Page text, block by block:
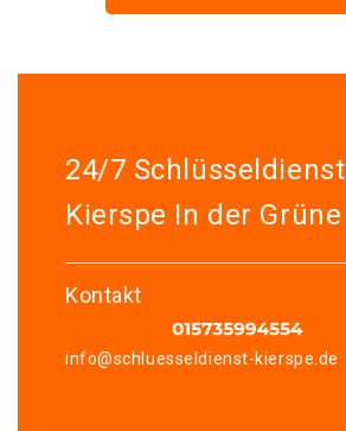
24/7 Schlüsseldienst
Kierspe In der Grüne
Kontakt
info@schluesseldienst-kierspe.de